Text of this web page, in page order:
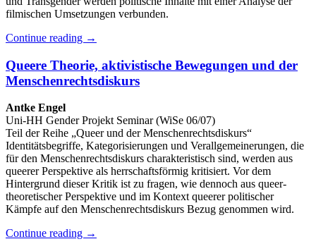
filmischen Umsetzungen verbunden.
Continue reading →
Queere Theorie, aktivistische Bewegungen und der
Menschenrechtsdiskurs
Antke Engel
Uni-HH Gender Projekt Seminar (WiSe 06/07)
Teil der Reihe „Queer und der Menschenrechtsdiskurs“
Identitätsbegriffe, Kategorisierungen und Verallgemeinerungen, die
für den Menschenrechtsdiskurs charakteristisch sind, werden aus
queerer Perspektive als herrschaftsförmig kritisiert. Vor dem
Hintergrund dieser Kritik ist zu fragen, wie dennoch aus queer-
theoretischer Perspektive und im Kontext queerer politischer
Kämpfe auf den Menschenrechtsdiskurs Bezug genommen wird.
Continue reading →